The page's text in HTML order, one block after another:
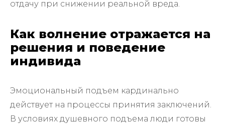
отдачу при снижении реальной вреда.
Как волнение отражается на
решения и поведение
индивида
Эмоциональный подъем кардинально
действует на процессы принятия заключений.
В условиях душевного подъема люди готовы